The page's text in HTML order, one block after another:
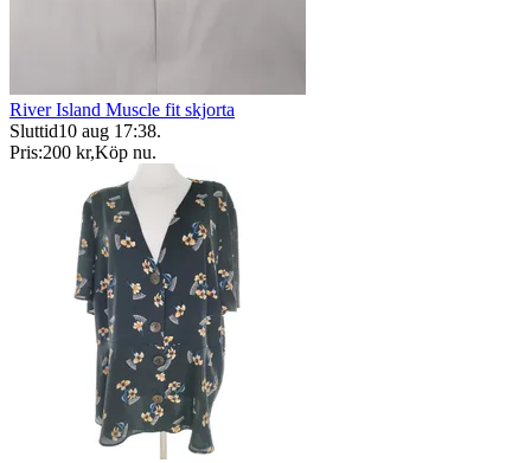
River Island Muscle fit skjorta
Sluttid10 aug 17:38.
Pris:200 kr,Köp nu.